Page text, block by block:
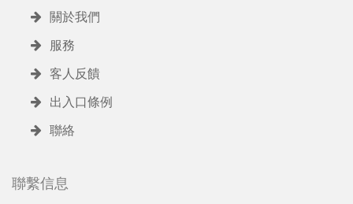
關於我們
服務
客人反饋
出入口條例
聯絡
聯繫信息